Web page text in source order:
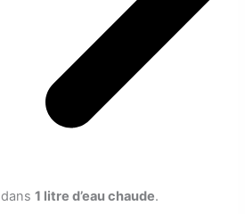
dans1 litre d’eau chaude.